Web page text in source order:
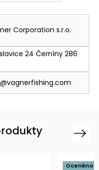
Corporation s.r.o.
24 Černíny 286
Nové »
Next